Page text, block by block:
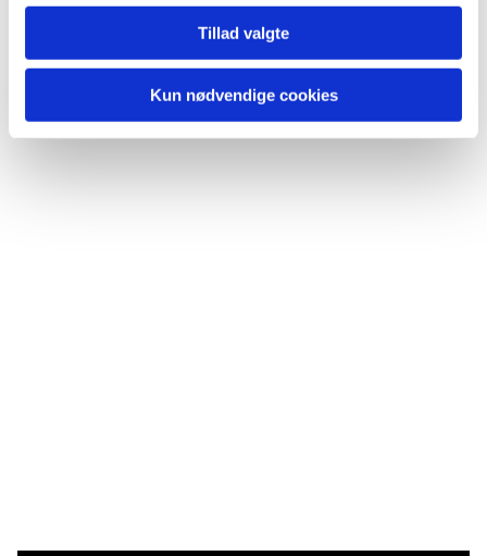
Tillad valgte
Kun nødvendige cookies